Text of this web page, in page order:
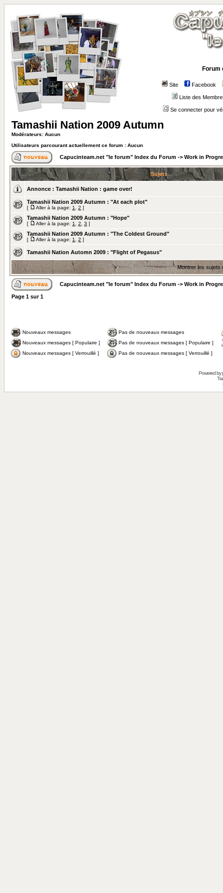
Forum
Site Facebook
Liste des
Se connecter pour
Tamashii Nation 2009 Autumn
Modérateurs: Aucun
Utilisateurs parcourant actuellement ce forum : Aucun
Capucinteam.net "le forum" Index du Forum -> Work in
Sujets
Annonce : Tamashii Nation : game over!
Tamashii Nation 2009 Autumn : "At each plot"
[ Aller à la page: 1 2 ]
Tamashii Nation 2009 Autumn : "Hope"
[ Aller à la page: 1 2 3 ]
Tamashii Nation 2009 Autumn : "The Coldest Ground"
[ Aller à la page: 1 2 ]
Tamashii Nation Automn 2009 : "Flight of Pegasus"
Montrer les sujets
Capucinteam.net "le forum" Index du Forum -> Work in
Page 1 sur1
Nouveaux messages
Pas de nouveaux messages
Nouveaux messages [ Populaire ]
Pas de nouveaux messages [ Populaire ]
Nouveaux messages [ Verrouillé ]
Pas de nouveaux messages [ Verrouillé ]
Powered by